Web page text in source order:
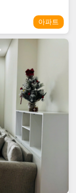
아파트